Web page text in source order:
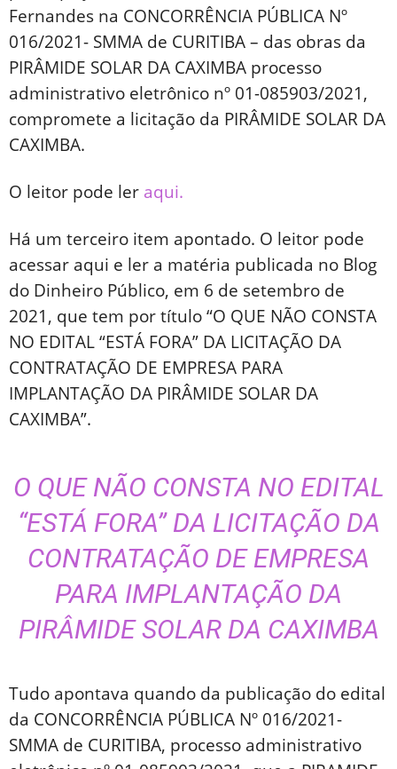
Fernandes na CONCORRÊNCIA PÚBLICA Nº
016/2021- SMMA de CURITIBA – das obras da
PIRÂMIDE SOLAR DA CAXIMBA processo
administrativo eletrônico nº 01-085903/2021,
compromete a licitação da PIRÂMIDE SOLAR DA
CAXIMBA.
O leitor pode ler aqui.
Há um terceiro item apontado. O leitor pode
acessar aqui e ler a matéria publicada no Blog
do Dinheiro Público, em 6 de setembro de
2021, que tem por título “O QUE NÃO CONSTA
NO EDITAL “ESTÁ FORA” DA LICITAÇÃO DA
CONTRATAÇÃO DE EMPRESA PARA
IMPLANTAÇÃO DA PIRÂMIDE SOLAR DA
CAXIMBA”.
O QUE NÃO CONSTA NO EDITAL
“ESTÁ FORA” DA LICITAÇÃO DA
CONTRATAÇÃO DE EMPRESA
PARA IMPLANTAÇÃO DA
PIRÂMIDE SOLAR DA CAXIMBA
Tudo apontava quando da publicação do edital
da CONCORRÊNCIA PÚBLICA Nº 016/2021-
SMMA de CURITIBA, processo administrativo